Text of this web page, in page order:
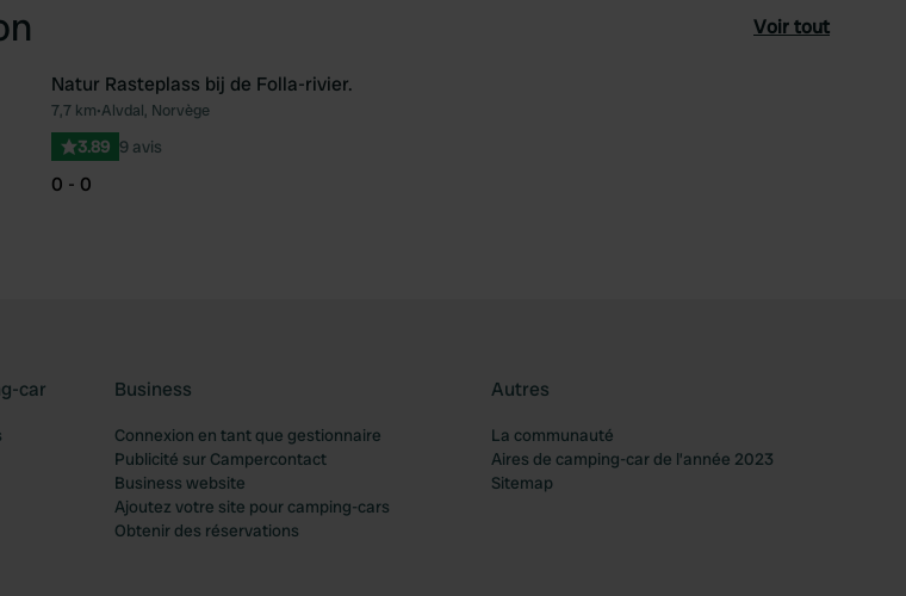
Voir tout
Préféré
Natur Rasteplass bij de Folla-rivier.
7,7 km•Alvdal, Norvège
3.89 9 avis
0 - 0
car Business
Connexion en tant que gestionnaire
Publicité sur Campercontact
Business website
Ajoutez votre site pour camping-cars
Obtenir des réservations
Autres
La communauté
Aires de camping-car de l’année 2023
Sitemap